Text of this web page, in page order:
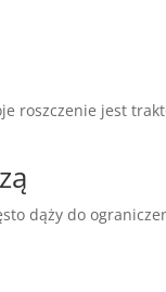
roszczenie jest
dąży do